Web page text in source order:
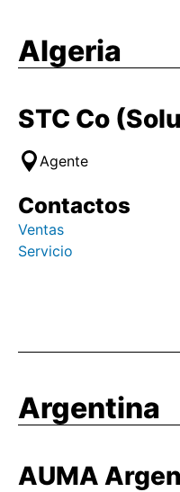
Algeria
STC Co
Agente
Contactos
Ventas
Servicio
Argentina
AUMA